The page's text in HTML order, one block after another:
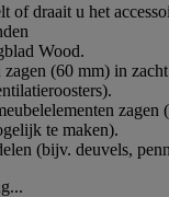
of draait u het
Wood.
(60 mm) in
zagen
te maken).
(bijv. deuvels,